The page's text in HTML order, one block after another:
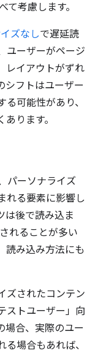
て考慮します。
ズなしで遅延読
ユーザーがページ
レイアウトがずれ
シフトはユーザー
可能性があり、
ります。
パーソナライズ
れる要素に影響し
は後で読み込ま
れることが多い
読み込み方法にも
ズされたコンテン
ストユーザー」向
場合、実際のユー
場合もあれば、